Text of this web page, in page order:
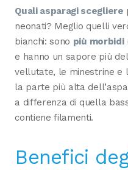
Quali asparagi scegliere
neonati? Meglio quelli
bianchi: sono più morbidi
e hanno un sapore più
vellutate, le minestrine e
la parte più alta
a differenza di quella
contiene filamenti.
Benefici